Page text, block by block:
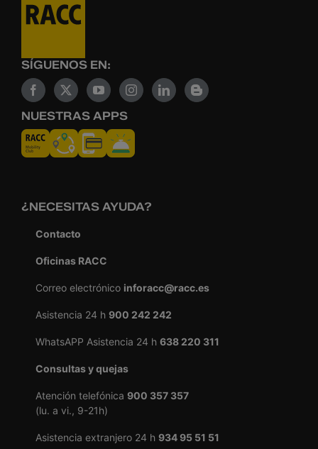
SÍGUENOS EN:
NUESTRAS APPS
¿NECESITAS AYUDA?
Contacto
Oficinas RACC
Correo electrónico inforacc@racc.es
Asistencia 24 h 900 242 242
WhatsAPP Asistencia 24 h 638 220 311
Consultas y quejas
Atención telefónica 900 357 357
(lu. a vi., 9-21h)
Asistencia extranjero 24 h 934 95 51 51